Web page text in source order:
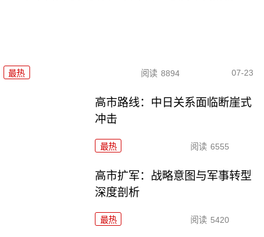
最热 阅读 8894 07-23
高市路线：中日关系面临断崖式
冲击
最热 阅读 6555
高市扩军：战略意图与军事转型
深度剖析
最热 阅读 5420